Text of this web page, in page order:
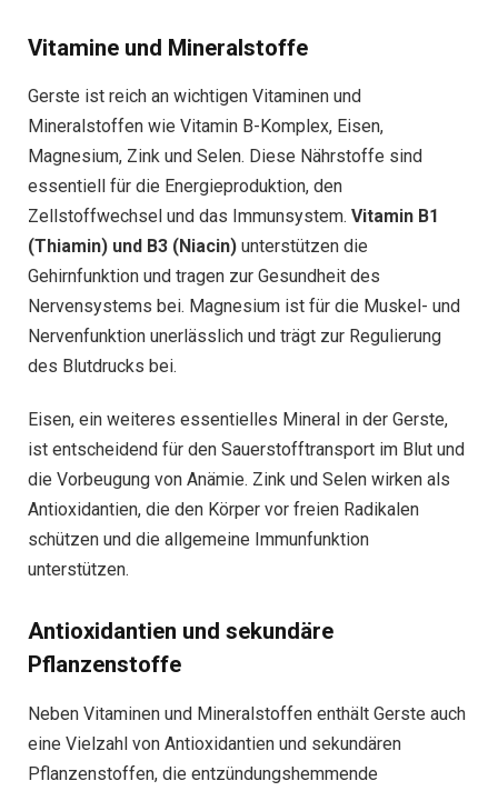
Vitamine und Mineralstoffe
Gerste ist reich an wichtigen Vitaminen und
Mineralstoffen wie Vitamin B-Komplex, Eisen,
Magnesium, Zink und Selen. Diese Nährstoffe sind
essentiell für die Energieproduktion, den
Zellstoffwechsel und das Immunsystem. Vitamin B1
(Thiamin) und B3 (Niacin) unterstützen die
Gehirnfunktion und tragen zur Gesundheit des
Nervensystems bei. Magnesium ist für die Muskel- und
Nervenfunktion unerlässlich und trägt zur Regulierung
des Blutdrucks bei.
Eisen, ein weiteres essentielles Mineral in der Gerste,
ist entscheidend für den Sauerstofftransport im Blut und
die Vorbeugung von Anämie. Zink und Selen wirken als
Antioxidantien, die den Körper vor freien Radikalen
schützen und die allgemeine Immunfunktion
unterstützen.
Antioxidantien und sekundäre
Pflanzenstoffe
Neben Vitaminen und Mineralstoffen enthält Gerste auch
eine Vielzahl von Antioxidantien und sekundären
Pflanzenstoffen, die entzündungshemmende